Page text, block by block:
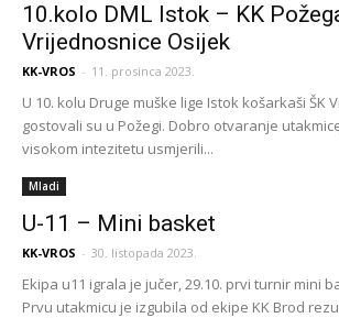
10.kolo DML Istok – KK
Vrijednosnice Osijek
KK-VROS - 11. prosinca 2023.
U 10. kolu Druge muške lige Istok košarkaši ŠK
gostovali su u Požegi. Dobro otvaranje
visokom intezitetu usmjerili...
Mladi
U-11 – Mini basket
KK-VROS - 30. listopada 2023.
Ekipa u11 igrala je jučer, 29.10. prvi turnir mini
Prvu utakmicu je izgubila od ekipe KK Brod